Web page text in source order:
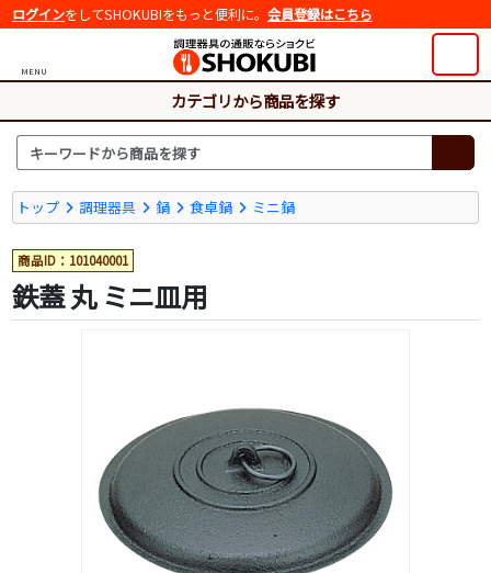
ログインをしてSHOKUBIをもっと便利に。 会員登録はこちら
MENU
カテゴリから商品を探す
トップ 調理器具 鍋 食卓鍋 ミニ鍋
商品ID：101040001
鉄蓋 丸 ミニ皿用